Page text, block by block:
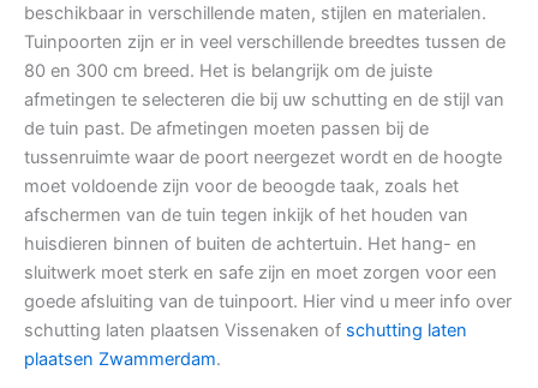
beschikbaar in verschillende maten, stijlen en materialen.
Tuinpoorten zijn er in veel verschillende breedtes tussen de
80 en 300 cm breed. Het is belangrijk om de juiste
afmetingen te selecteren die bij uw schutting en de stijl van
de tuin past. De afmetingen moeten passen bij de
tussenruimte waar de poort neergezet wordt en de hoogte
moet voldoende zijn voor de beoogde taak, zoals het
afschermen van de tuin tegen inkijk of het houden van
huisdieren binnen of buiten de achtertuin. Het hang- en
sluitwerk moet sterk en safe zijn en moet zorgen voor een
goede afsluiting van de tuinpoort. Hier vind u meer info over
schutting laten plaatsen Vissenaken of schutting laten
plaatsen Zwammerdam.